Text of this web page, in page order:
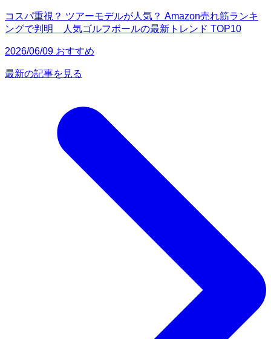
コスパ重視？ ツアーモデルが人気？ Amazon売れ筋ランキ
ングで判明 人気ゴルフボールの最新トレンド TOP10
2026/06/09 おすすめ
最新の記事を見る